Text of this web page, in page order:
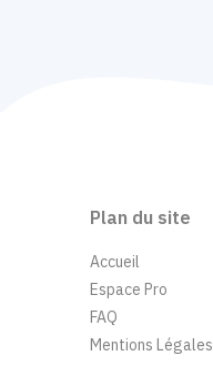
Plan du site
Accueil
Espace Pro
FAQ
Mentions Légales